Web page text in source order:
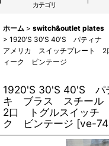
カテゴリ
ホーム > switch&outlet plates
> 1920'S 30'S 40'S パティ
アメリカ スイッチプレート
ィーク ビンテージ
1920'S 30'S 40'S パ
キ ブラス スチール
2口 トグルスイッチ
ク ビンテージ [ve-